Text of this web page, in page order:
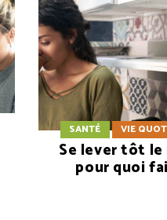
SANTÉ VIE
Se lever tôt
pour quoi